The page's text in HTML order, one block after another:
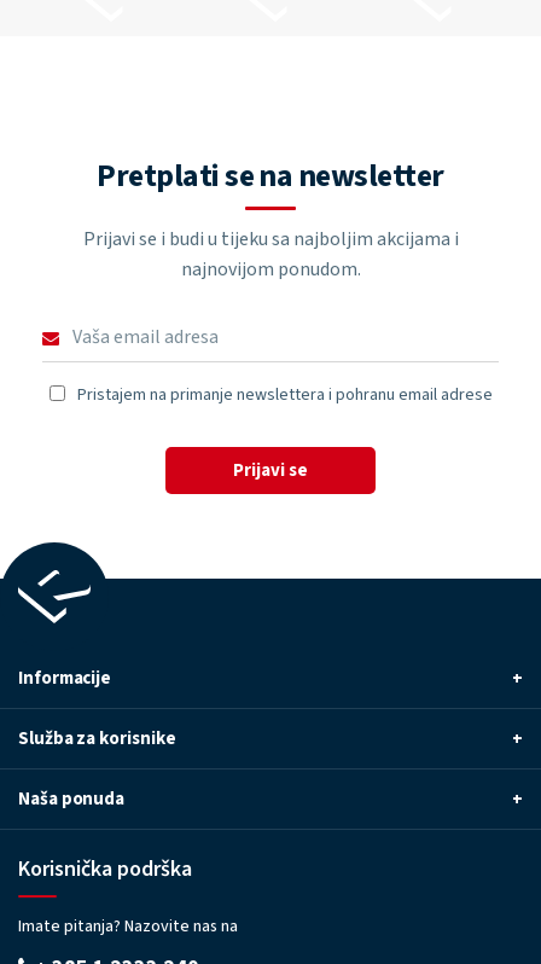
Pretplati se na newsletter
Prijavi se i budi u tijeku sa najboljim akcijama i
najnovijom ponudom.
Pristajem na primanje newslettera i pohranu email adrese
Prijavi se
Informacije +
Služba za korisnike +
Naša ponuda +
Korisnička podrška
Imate pitanja? Nazovite nas na